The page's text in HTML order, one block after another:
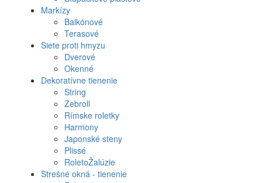
Markízy
Balkónové
Terasové
Siete proti hmyzu
Dverové
Okenné
Dekoratívne tienenie
String
Zebroll
Rímske roletky
Harmony
Japonské steny
Plissé
RoletoŽalúzie
Strešné okná - tienenie